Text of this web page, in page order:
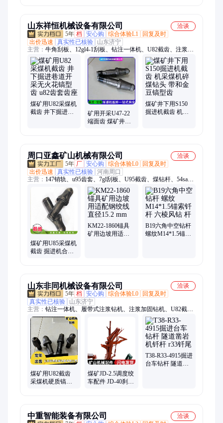
山东祥恒机械设备有限公司
洽谈
5年 档 安心购 综合体验L1
回复及时
出价迅速
真实性已核验
山东济宁
主营： 牛角刮板、12gl4-1刮板、钻注一体机、U82截齿、注浆加
固钻机、调质煤机锻造件
煤矿用U82采煤机
截齿 井下掘进巷
矿用开采U47-22
端面齿 煤矿井下
煤矿井下用S150
掘进机截齿 机采
周口亚鑫矿山机械有限公司
洽谈
5年 厂 安心购 综合体验L0
回复及时
出价迅速
真实性已核验 河南周口
主营： 147销轨、u95齿套、7gl刮板、U95截齿、煤钻杆、54sa刮
板、15gl刮板、主机刮板、42防突钻头、42防突钻杆、打孔注浆
机、钻注一体机、90S刮板、113S刮板、18*64圆环链、ZLJ-350
钻机、B19钻杆、28煤钻头、28金刚石钻头、B22钻杆、U94齿
套、防突钻杆、764刮板、锻打销轨、空心煤钻杆
煤矿用U85采煤机
截齿 掘进机合金
KM22-1860锚具
矿用边坡用适配
B19六角中空钻杆
螺纹M14*1.5锚索
山东非同机械设备有限公司
洽谈
5年 档 安心购 综合体验L0
回复及时
真实性已核验
山东济宁
主营： 钻注一体机、履带式注浆钻机、注浆加固钻机、U82截
齿、双速绞车、调度绞车、回柱绞车、YGZ90中深孔钻机
煤矿用U82截齿
采煤机硬质镐型
煤矿JD-2.5调度绞
车配件 JD-40刹车
T38-R33-4915掘进
台车钻杆 隧道凿
中重智能装备有限公司
洽谈